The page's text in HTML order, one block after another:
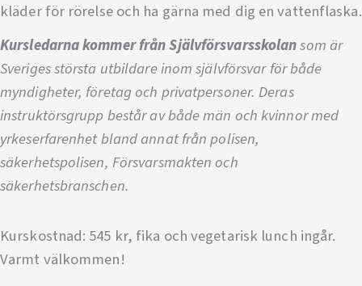
kläder för rörelse och ha gärna med dig en vattenflaska.
Kursledarna kommer från Självförsvarsskolansom är
Sveriges största utbildare inom självförsvar för både
myndigheter, företag och privatpersoner. Deras
instruktörsgrupp består av både män och kvinnor med
yrkeserfarenhet bland annat från polisen,
säkerhetspolisen, Försvarsmakten och
säkerhetsbranschen.
Kurskostnad: 545 kr, fika och vegetarisk lunch ingår.
Varmt välkommen!